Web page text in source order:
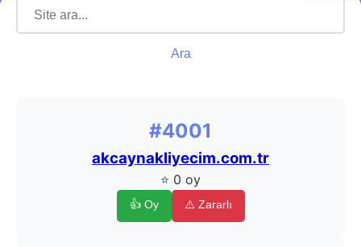
Ara
#4001
akcaynakliyecim.com.tr
⭐ 0 oy
👍 Oy ⚠️ Zararlı